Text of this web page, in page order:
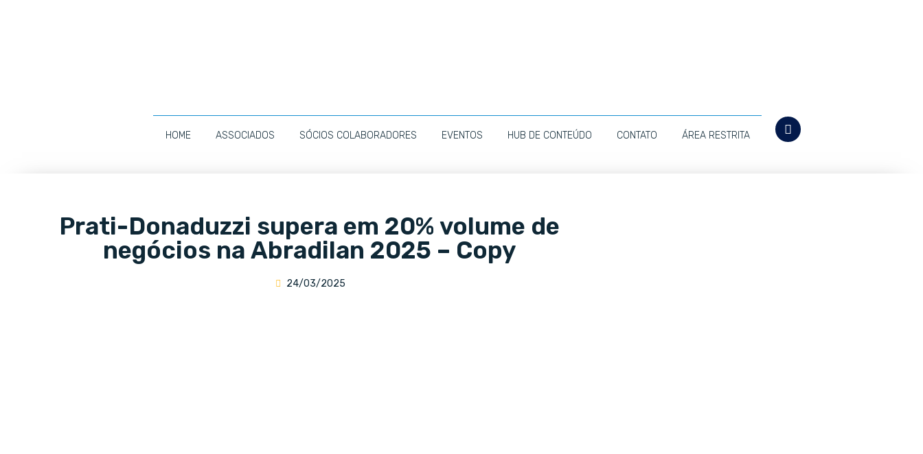
HOME ASSOCIADOS SÓCIOS COLABORADORES EVENTOS HUB DE CONTEÚDO CONTATO ÁREA RESTRITA
Prati-Donaduzzi supera em 20% volume de
negócios na Abradilan 2025 – Copy
24/03/2025